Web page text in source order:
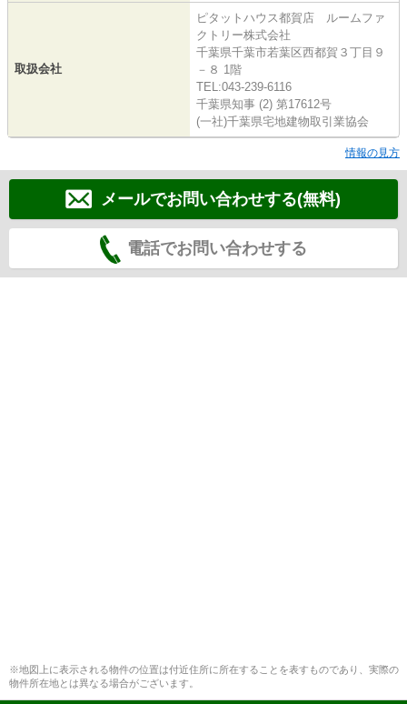
取扱会社
ピタットハウス都賀店 ルームファ
クトリー株式会社
千葉県千葉市若葉区西都賀３丁目９
－８ 1階
TEL:043-239-6116
千葉県知事 (2) 第17612号
(一社)千葉県宅地建物取引業協会
情報の見方
メールでお問い合わせする(無料)
電話でお問い合わせする
※地図上に表示される物件の位置は付近住所に所在することを表すものであり、実際の
物件所在地とは異なる場合がございます。